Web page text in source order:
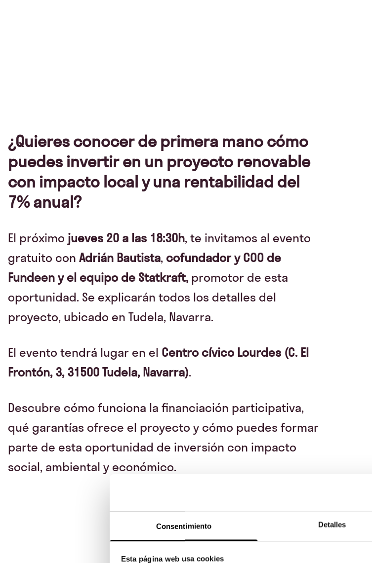
Consentimiento Detalles
Esta página web usa cookies
¿Quieres conocer de primera mano cómo
puedes invertir en un proyecto renovable
con impacto local y una rentabilidad del
7% anual?
El próximo jueves 20 a las 18:30h, te invitamos al evento
gratuito con Adrián Bautista, cofundador y COO de
Fundeen y el equipo de Statkraft,promotor de esta
oportunidad. Se explicarán todos los detalles del
proyecto, ubicado en Tudela, Navarra.
El evento tendrá lugar en el Centro cívico Lourdes (C. El
Frontón, 3, 31500 Tudela, Navarra).
Descubre cómo funciona la financiación participativa,
qué garantías ofrece el proyecto y cómo puedes formar
parte de esta oportunidad de inversión con impacto
social, ambiental y económico.